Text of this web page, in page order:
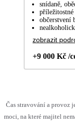
snídaně,
příležitostné
občerstvení
zobrazit
+9 000 Kč /
Čas stravování a provoz
moci, na které majitel